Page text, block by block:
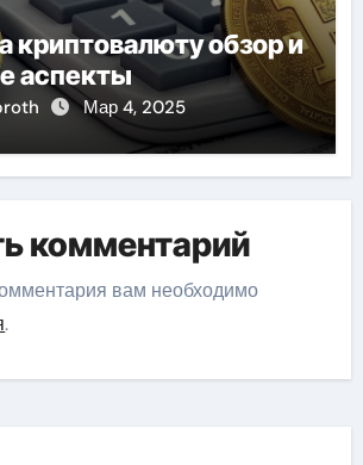
криптовалюту обзор и
аспекты
Мар 4, 2025
комментарий
вам необходимо
.